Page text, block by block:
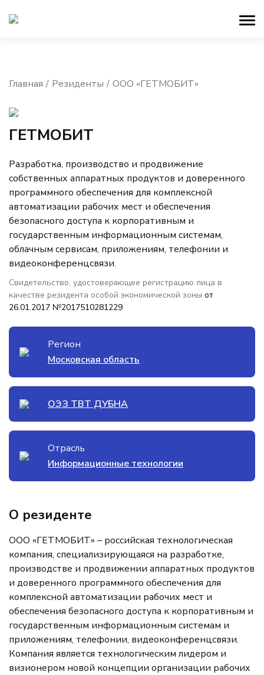
Главная Резиденты ООО «ГЕТМОБИТ»
ГЕТМОБИТ
Разработка, производство и продвижение
собственных аппаратных продуктов и доверенного
программного обеспечения для комплексной
автоматизации рабочих мест и обеспечения
безопасного доступа к корпоративным и
государственным информационным системам,
облачным сервисам, приложениям, телефонии и
видеоконференцсвязи.
Свидетельство, удостоверяющее регистрацию лица в
качестве резидента особой экономической зоны от
26.01.2017 №2017510281229
Регион
Московская область
ОЭЗ ТВТ ДУБНА
Отрасль
Информационные технологии
О резиденте
ООО «ГЕТМОБИТ» – российская технологическая
компания, специализирующаяся на разработке,
производстве и продвижении аппаратных продуктов
и доверенного программного обеспечения для
комплексной автоматизации рабочих мест и
обеспечения безопасного доступа к корпоративным и
государственным информационным системам и
приложениям, телефонии, видеоконференцсвязи.
Компания является технологическим лидером и
визионером новой концепции организации рабочих